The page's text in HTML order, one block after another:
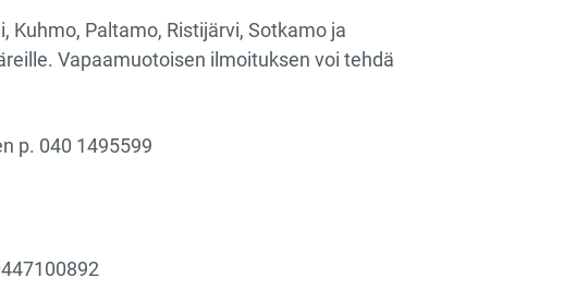
Paltamo, Ristijärvi, Sotkamo ja
Vapaamuotoisen ilmoituksen voi tehdä
p. 040 1495599